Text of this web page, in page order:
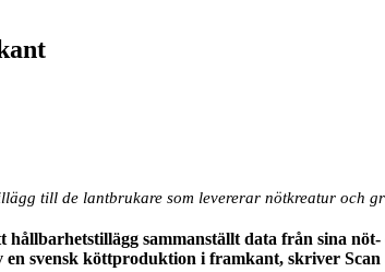
till de lantbrukare som levererar nötkreatur och
hållbarhetstillägg sammanställt data från sina
svensk köttproduktion i framkant, skriver Scan